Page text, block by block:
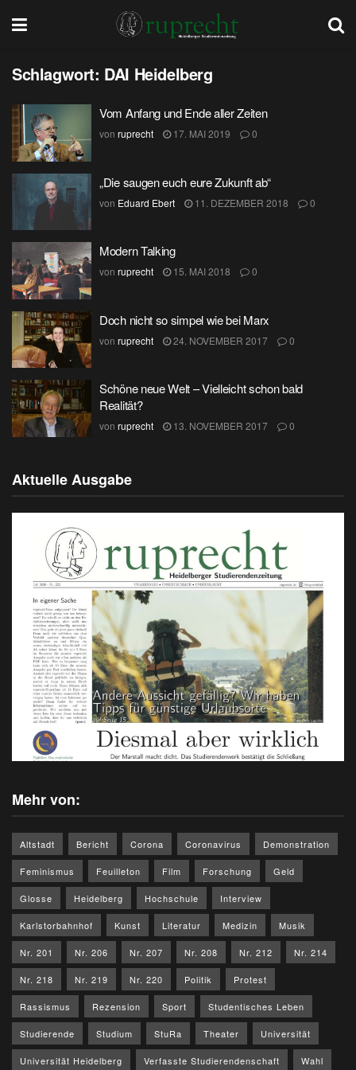
Schlagwort: DAI Heidelberg
Vom Anfang und Ende aller Zeiten
von ruprecht 17. MAI 2019 0
„Die saugen euch eure Zukunft ab“
von Eduard Ebert 11. DEZEMBER 2018 0
Modern Talking
von ruprecht 15. MAI 2018 0
Doch nicht so simpel wie bei Marx
von ruprecht 24. NOVEMBER 2017 0
Schöne neue Welt – Vielleicht schon bald
Realität?
von ruprecht 13. NOVEMBER 2017 0
Aktuelle Ausgabe
Mehr von:
Altstadt Bericht Corona Coronavirus Demonstration
Feminismus Feuilleton Film Forschung Geld
Glosse Heidelberg Hochschule Interview
Karlstorbahnhof Kunst Literatur Medizin Musik
Nr. 201 Nr. 206 Nr. 207 Nr. 208 Nr. 212 Nr. 214
Nr. 218 Nr. 219 Nr. 220 Politik Protest
Rassismus Rezension Sport Studentisches Leben
Studierende Studium StuRa Theater Universität
Universität Heidelberg Verfasste Studierendenschaft Wahl